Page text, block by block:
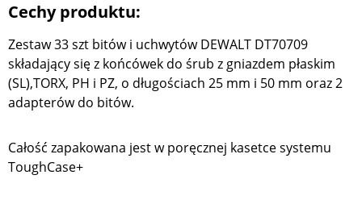
Cechy produktu:
Zestaw 33 szt bitów i uchwytów DEWALT DT70709
składający się z końcówek do śrub z gniazdem płaskim
(SL),TORX, PH i PZ, o długościach 25 mm i 50 mm oraz 2
adapterów do bitów.
Całość zapakowana jest w poręcznej kasetce systemu
ToughCase+